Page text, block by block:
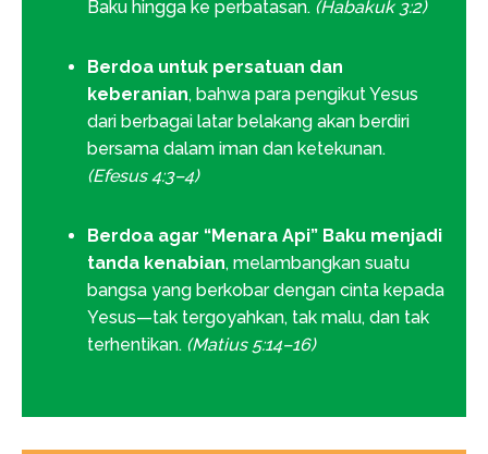
Baku hingga ke perbatasan. (Habakuk 3:2)
Berdoa untuk persatuan dan
keberanian, bahwa para pengikut Yesus
dari berbagai latar belakang akan berdiri
bersama dalam iman dan ketekunan.
(Efesus 4:3–4)
Berdoa agar “Menara Api” Baku menjadi
tanda kenabian, melambangkan suatu
bangsa yang berkobar dengan cinta kepada
Yesus—tak tergoyahkan, tak malu, dan tak
terhentikan. (Matius 5:14–16)